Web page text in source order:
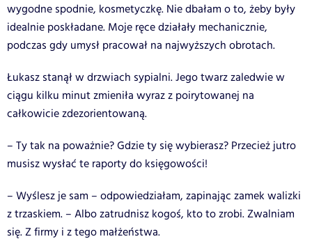
wygodne spodnie, kosmetyczkę. Nie dbałam o to, żeby były
idealnie poskładane. Moje ręce działały mechanicznie,
podczas gdy umysł pracował na najwyższych obrotach.
Łukasz stanął w drzwiach sypialni. Jego twarz zaledwie w
ciągu kilku minut zmieniła wyraz z poirytowanej na
całkowicie zdezorientowaną.
– Ty tak na poważnie? Gdzie ty się wybierasz? Przecież jutro
musisz wysłać te raporty do księgowości!
– Wyślesz je sam – odpowiedziałam, zapinając zamek walizki
z trzaskiem. – Albo zatrudnisz kogoś, kto to zrobi. Zwalniam
się. Z firmy i z tego małżeństwa.